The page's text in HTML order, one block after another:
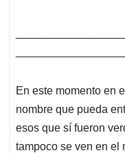
En este momento en
nombre que pueda
esos que sí fueron
tampoco se ven en el